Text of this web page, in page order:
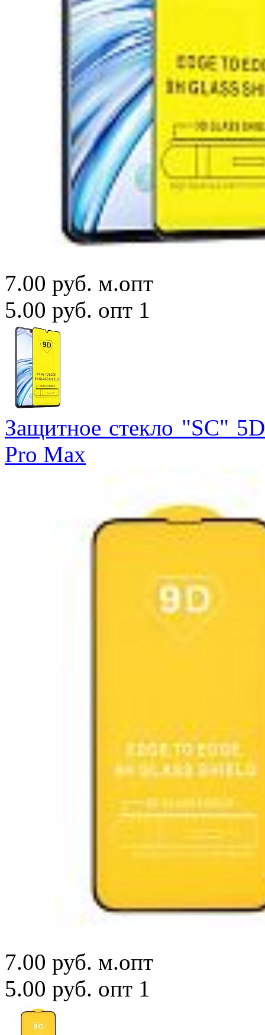
7.00 руб. м.опт
5.00 руб. опт 1
Защитное стекло "SC"
Pro Max
7.00 руб. м.опт
5.00 руб. опт 1